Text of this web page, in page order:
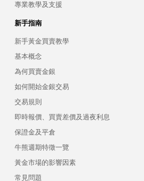
專業教學及支援
新手指南
新手黃金買賣教學
基本概念
為何買賣金銀
如何開始金銀交易
交易規則
即時報價、買賣差價及過夜利息
保證金及平倉
牛熊週期特徵一覽
黃金市場的影響因素
常見問題